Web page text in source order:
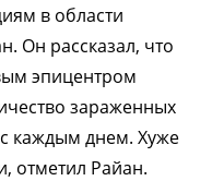
в области
Он рассказал, что
эпицентром
зараженных
каждым днем. Хуже
отметил Райан.